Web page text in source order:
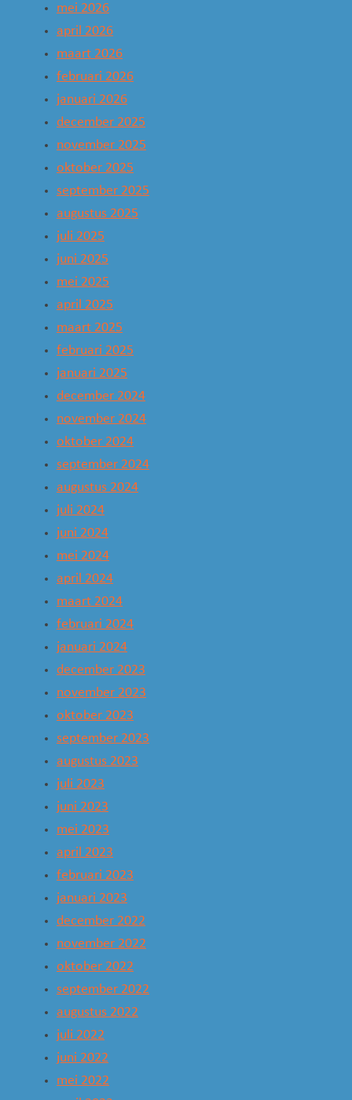
mei 2026
april 2026
maart 2026
februari 2026
januari 2026
december 2025
november 2025
oktober 2025
september 2025
augustus 2025
juli 2025
juni 2025
mei 2025
april 2025
maart 2025
februari 2025
januari 2025
december 2024
november 2024
oktober 2024
september 2024
augustus 2024
juli 2024
juni 2024
mei 2024
april 2024
maart 2024
februari 2024
januari 2024
december 2023
november 2023
oktober 2023
september 2023
augustus 2023
juli 2023
juni 2023
mei 2023
april 2023
februari 2023
januari 2023
december 2022
november 2022
oktober 2022
september 2022
augustus 2022
juli 2022
juni 2022
mei 2022